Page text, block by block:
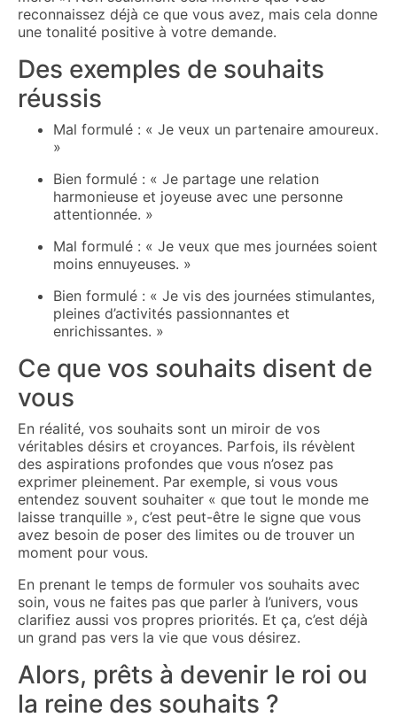
reconnaissez déjà ce que vous avez, mais cela donne
une tonalité positive à votre demande.
Des exemples de souhaits
réussis
Mal formulé : « Je veux un partenaire amoureux.
»
Bien formulé : « Je partage une relation
harmonieuse et joyeuse avec une personne
attentionnée. »
Mal formulé : « Je veux que mes journées soient
moins ennuyeuses. »
Bien formulé : « Je vis des journées stimulantes,
pleines d’activités passionnantes et
enrichissantes. »
Ce que vos souhaits disent de
vous
En réalité, vos souhaits sont un miroir de vos
véritables désirs et croyances. Parfois, ils révèlent
des aspirations profondes que vous n’osez pas
exprimer pleinement. Par exemple, si vous vous
entendez souvent souhaiter « que tout le monde me
laisse tranquille », c’est peut-être le signe que vous
avez besoin de poser des limites ou de trouver un
moment pour vous.
En prenant le temps de formuler vos souhaits avec
soin, vous ne faites pas que parler à l’univers, vous
clarifiez aussi vos propres priorités. Et ça, c’est déjà
un grand pas vers la vie que vous désirez.
Alors, prêts à devenir le roi ou
la reine des souhaits ?